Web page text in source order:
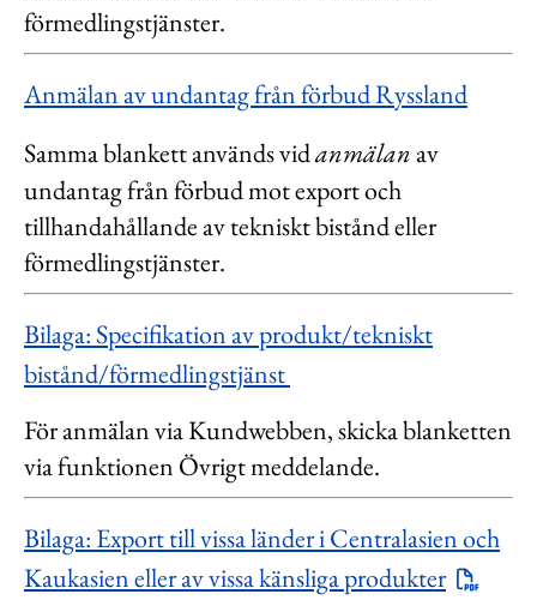
förmedlingstjänster.
Anmälan av undantag från förbud Ryssland
Samma blankett används vidanmälanav
undantag från förbud mot export och
tillhandahållande av tekniskt bistånd eller
förmedlingstjänster.
Bilaga: Specifikation av produkt/tekniskt
bistånd/förmedlingstjänst
För anmälan via Kundwebben, skicka blanketten
via funktionen Övrigt meddelande.
Bilaga: Export till vissa länder i Centralasien och
Kaukasien eller av vissa känsliga produkter